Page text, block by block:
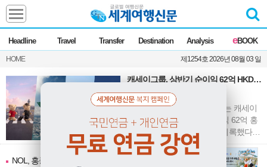
Headline Travel Transfer Destination Analysis eBOOK
HOME 제1254호 2026년 08월 03 일
Headline
전체 News
Commentary
Focus Marketing
ZoomIn
Travel
Transfer
캐세이그룹, 상반기 순이익 62억 HKD…
전년比 67.6%↑
캐세이퍼시픽항공을 운영하는 캐세이
그룹이 2026년 상반기 순이익 62억 홍
콩달러(약 1조1718억원)를 기록했다고
밝혔다. 이는 전년 동기(37억 홍콩달
러) 대비 67.6% 증가한 수치다. 이
NOL, 홍콩관광청과 "홍콩 2+1 패밀리 프로모션" 실시